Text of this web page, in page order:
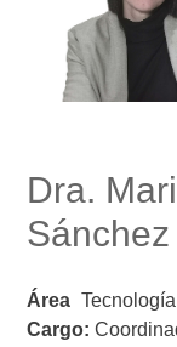
Dra.
Sánchez
Área
Cargo: